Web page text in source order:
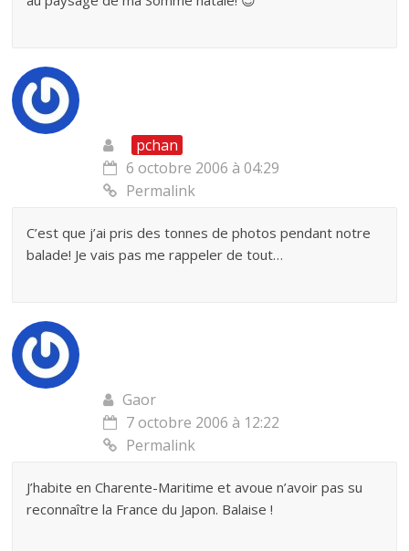
pchan
6 octobre 2006 à 04:29
Permalink
C’est que j’ai pris des tonnes de photos pendant notre
balade! Je vais pas me rappeler de tout…
Gaor
7 octobre 2006 à 12:22
Permalink
J’habite en Charente-Maritime et avoue n’avoir pas su
reconnaître la France du Japon. Balaise !